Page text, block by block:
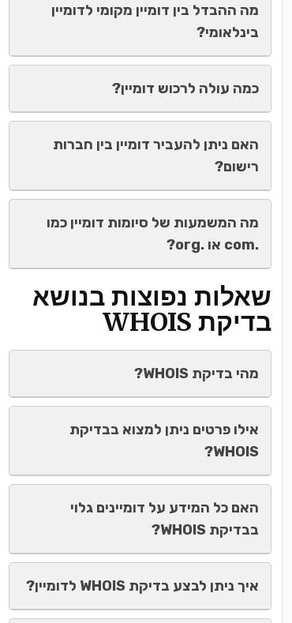
מה ההבדל בין דומיין מקומי לדומיין
בינלאומי?
כמה עולה לרכוש דומיין?
האם ניתן להעביר דומיין בין חברות
רישום?
מה המשמעות של סיומות דומיין כמו
.com או .org?
שאלות נפוצות בנושא
בדיקת WHOIS
מהי בדיקת WHOIS?
אילו פרטים ניתן למצוא בבדיקת
WHOIS?
האם כל המידע על דומיינים גלוי
בבדיקת WHOIS?
איך ניתן לבצע בדיקת WHOIS לדומיין?